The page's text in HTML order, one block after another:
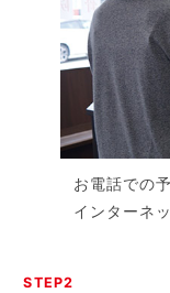
お電話での
インターネ
STEP2